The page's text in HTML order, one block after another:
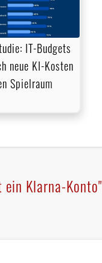
IT-Budgets
neue KI-Kosten
Spielraum
Klarna-Konto"